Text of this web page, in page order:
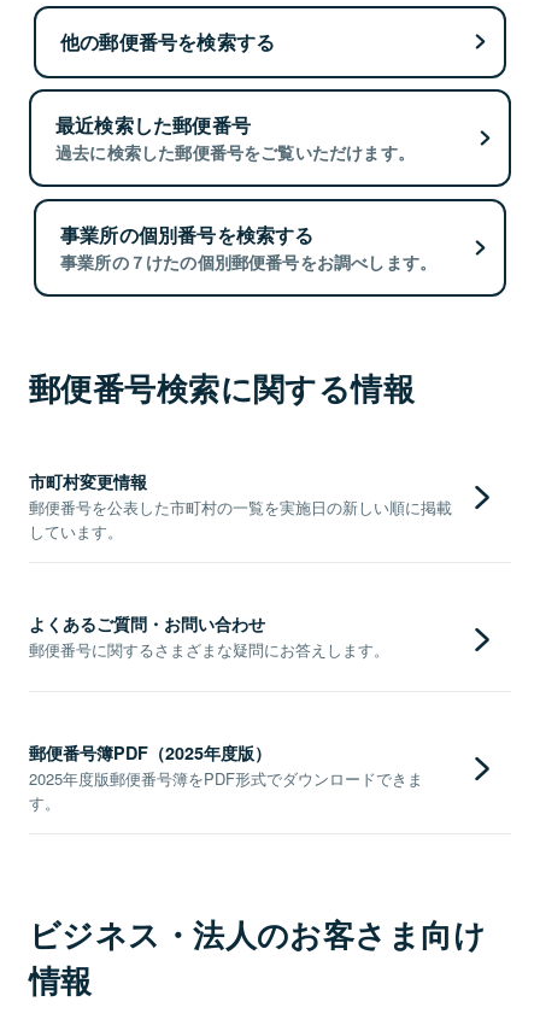
他の郵便番号を検索する
最近検索した郵便番号
過去に検索した郵便番号をご覧いただけます。
事業所の個別番号を検索する
事業所の７けたの個別郵便番号をお調べします。
郵便番号検索に関する情報
市町村変更情報
郵便番号を公表した市町村の一覧を実施日の新しい順に掲載
しています。
よくあるご質問・お問い合わせ
郵便番号に関するさまざまな疑問にお答えします。
郵便番号簿PDF（2025年度版）
2025年度版郵便番号簿をPDF形式でダウンロードできま
す。
ビジネス・法人のお客さま向け
情報